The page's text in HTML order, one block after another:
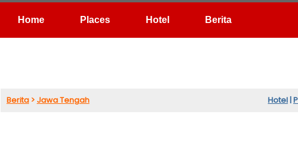
Places Hotel Berita
Berita >Jawa Tengah Hotel|